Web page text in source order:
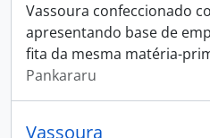
Vassoura confeccionado
apresentando base de
fita da mesma matéria-
Pankararu
Vassoura